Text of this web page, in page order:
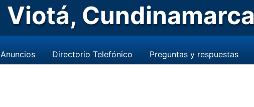
Viotá, Cundinamarca
Anuncios Directorio Telefónico Preguntas y respuestas